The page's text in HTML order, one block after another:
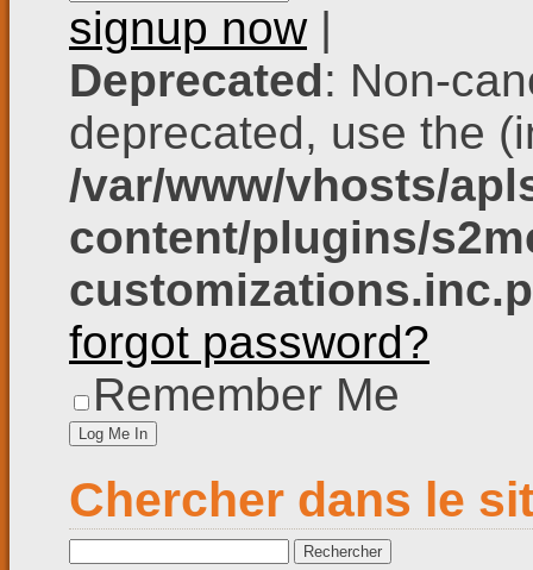
signup now|
Deprecated: Non-
deprecated, use the
/var/www/vhosts/
content/plugins/
forgot password?
Remember Me
Chercher dans le